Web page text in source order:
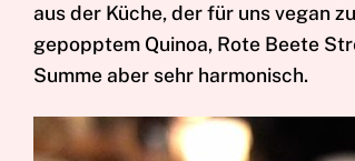
aus der Küche, der für uns vegan
gepopptem Quinoa, Rote Beete
Summe aber sehr harmonisch.